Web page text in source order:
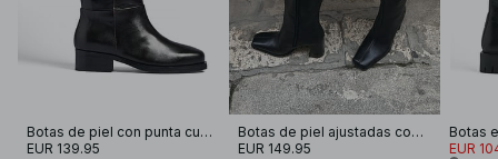
Botas de piel con punta cuadrada
EUR 139.95
Botas de piel ajustadas con punta cuadrada
EUR 149.95
EUR